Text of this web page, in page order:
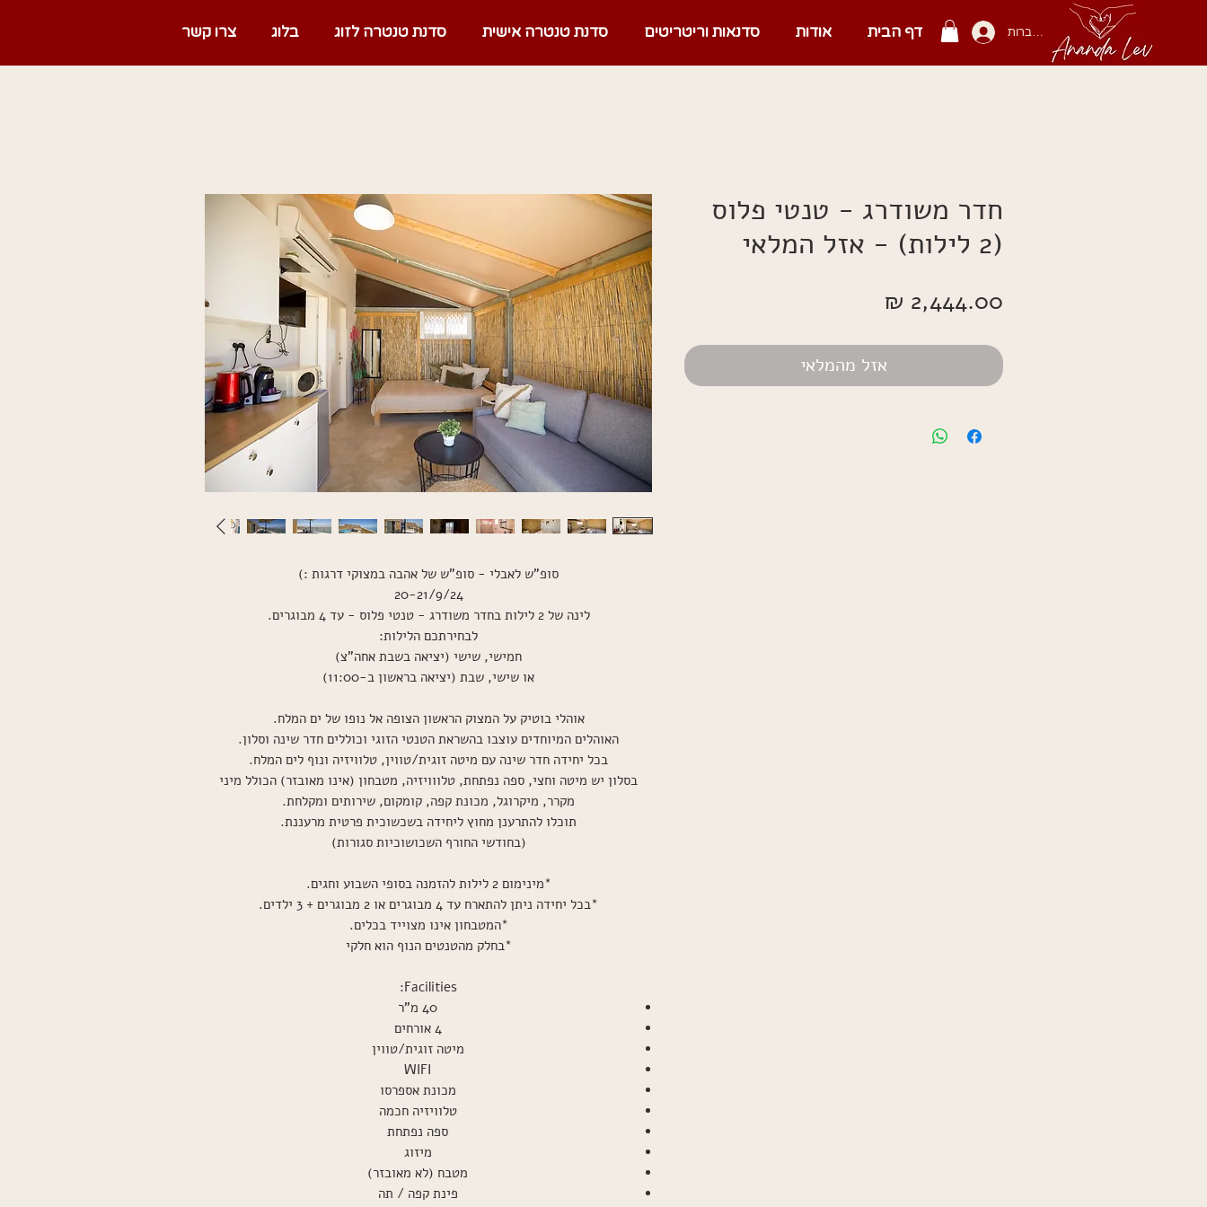
דף הבית אודות סדנאות וריטריטים סדנת טנטרה אישית סדנת טנטרה לזוג בלוג צרו קשר להתחברות
סופ"ש לאבלי - סופ"ש של אהבה במצוקי דרגות :)
20-21/9/24
לינה של 2 לילות בחדר משודרג - טנטי פלוס - עד 4 מבוגרים.
לבחירתכם הלילות:
חמישי, שישי (יציאה בשבת אחה"צ)
או שישי, שבת (יציאה בראשון ב-11:00)
אוהלי בוטיק על המצוק הראשון הצופה אל נופו של ים המלח.
האוהלים המיוחדים עוצבו בהשראת הטנטי הזוגי וכוללים חדר שינה וסלון.
בכל יחידה חדר שינה עם מיטה זוגית/טווין, טלוויזיה ונוף לים המלח.
בסלון יש מיטה וחצי, ספה נפתחת, טלווויזיה, מטבחון (אינו מאובזר) הכולל מיני
מקרר, מיקרוגל, מכונת קפה, קומקום, שירותים ומקלחת.
תוכלו להתרענן מחוץ ליחידה בשכשוכית פרטית מרעננת.
(בחודשי החורף השכושוכיות סגורות)
*מינימום 2 לילות להזמנה בסופי השבוע וחגים.
*בכל יחידה ניתן להתארח עד 4 מבוגרים או 2 מבוגרים + 3 ילדים.
*המטבחון אינו מצוייד בכלים.
*בחלק מהטנטים הנוף הוא חלקי
Facilities:
4 אורחים
מיטה זוגית/טווין
מכונת אספרסו
טלוויזיה חכמה
ספה נפתחת
מיזוג
מטבח (לא מאובזר)
פינת קפה / תה
חדר משודרג - טנטי פלוס
(2 לילות) - אזל המלאי
אזל מהמלאי